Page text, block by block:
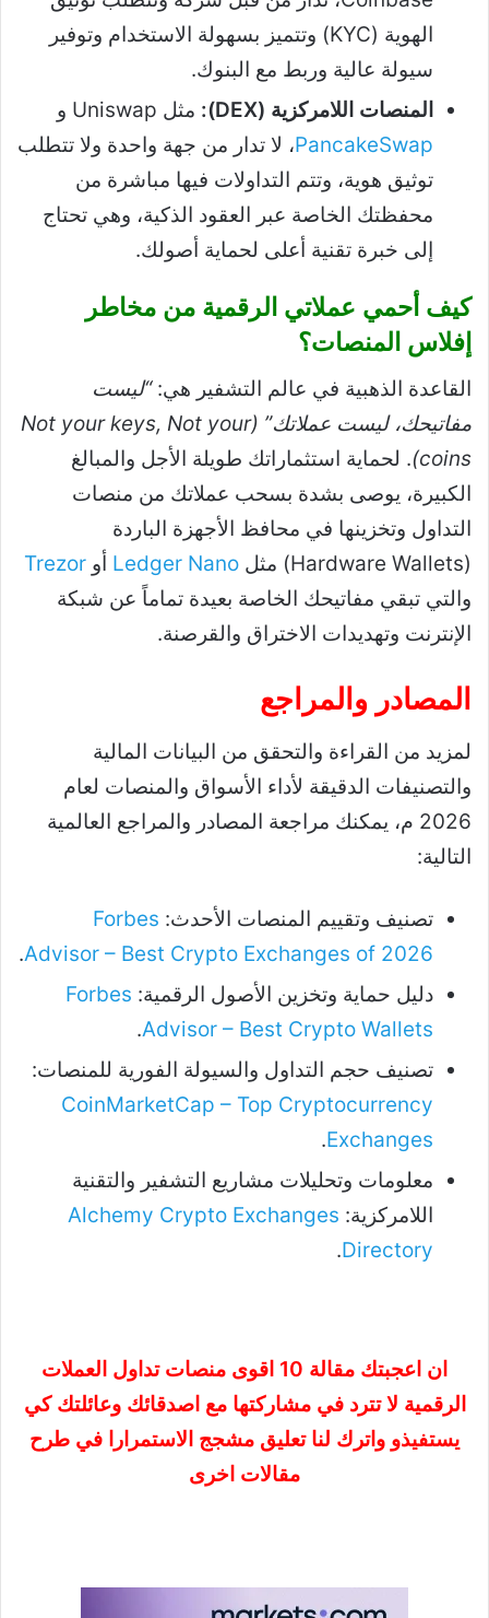
الهوية (KYC) وتتميز بسهولة الاستخدام وتوفير
سيولة عالية وربط مع البنوك.
المنصات اللامركزية (DEX):
مثل Uniswap و
PancakeSwap، لا تدار من جهة واحدة ولا تتطلب
توثيق هوية، وتتم التداولات فيها مباشرة من
محفظتك الخاصة عبر العقود الذكية، وهي تحتاج
إلى خبرة تقنية أعلى لحماية أصولك.
كيف أحمي عملاتي الرقمية من مخاطر
إفلاس المنصات؟
القاعدة الذهبية في عالم التشفير هي:“ليست
مفاتيحك، ليست عملاتك” (Not your keys, Not your
coins) . لحماية استثماراتك طويلة الأجل والمبالغ
الكبيرة، يوصى بشدة بسحب عملاتك من منصات
التداول وتخزينها في محافظ الأجهزة الباردة
(Hardware Wallets) مثل
Ledger Nano أو Trezor
والتي تبقي مفاتيحك الخاصة بعيدة تماماً عن شبكة
الإنترنت وتهديدات الاختراق والقرصنة.
المصادر والمراجع
لمزيد من القراءة والتحقق من البيانات المالية
والتصنيفات الدقيقة لأداء الأسواق والمنصات لعام
2026 م، يمكنك مراجعة المصادر والمراجع العالمية
التالية:
تصنيف وتقييم المنصات الأحدث: Forbes
Advisor – Best Crypto Exchanges of 2026
.
دليل حماية وتخزين الأصول الرقمية: Forbes
Advisor – Best Crypto Wallets
.
تصنيف حجم التداول والسيولة الفورية للمنصات:
CoinMarketCap – Top Cryptocurrency
Exchanges
.
معلومات وتحليلات مشاريع التشفير والتقنية
اللامركزية: Alchemy Crypto Exchanges
Directory
.
ان اعجبتك مقالة 10 اقوى منصات تداول العملات
الرقمية لا تترد في مشاركتها مع اصدقائك وعائلتك كي
يستفيذو واترك لنا تعليق مشجج الاستمرارا في طرح
مقالات اخرى